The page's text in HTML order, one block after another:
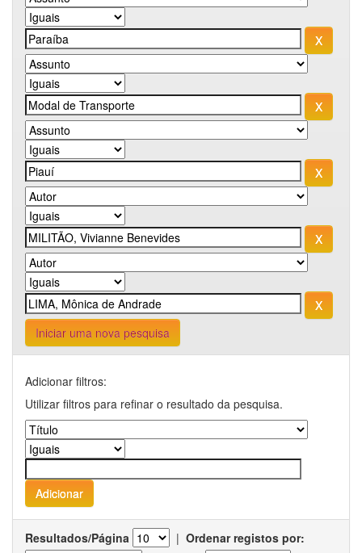
Iniciar uma nova pesquisa
Adicionar filtros:
Utilizar filtros para refinar o resultado da pesquisa.
Resultados/Página | Ordenar registos por: